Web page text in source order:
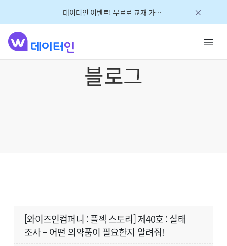
데이터인 이벤트! 무료로 교재 가져가세요!
블로그
[와이즈인컴퍼니 : 플젝 스토리] 제40호 : 실태
조사 – 어떤 의약품이 필요한지 알려줘!